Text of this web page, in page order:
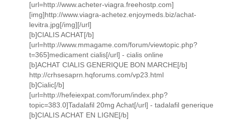
[url=http://www.acheter-viagra.freehostp.com]
[img]http://www.viagra-achetez.enjoymeds.biz/achat-
levitra.jpg[/img][/url]
[b]CIALIS ACHAT[/b]
[url=http://www.mmagame.com/forum/viewtopic.php?
t=365]medicament cialis[/url] - cialis online
[b]ACHAT CIALIS GENERIQUE BON MARCHE[/b]
http://crhsesaprn.hqforums.com/vp23.html
[b]Cialic[/b]
[url=http://hefeiexpat.com/forum/index.php?
topic=383.0]Tadalafil 20mg Achat[/url] - tadalafil generique
[b]CIALIS ACHAT EN LIGNE[/b]